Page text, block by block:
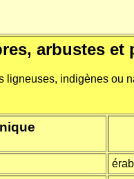
arbustes et
ligneuses, indigènes ou